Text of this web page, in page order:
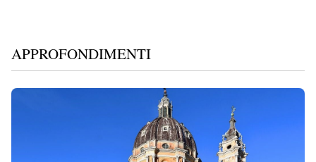
APPROFONDIMENTI